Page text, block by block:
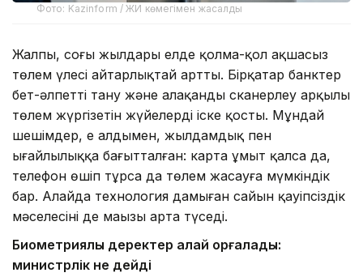
Фото: Kazinform / ЖИ көмегімен жасалды
Жалпы, соңғы жылдары елде қолма-қол ақшасыз
төлем үлесі айтарлықтай артты. Бірқатар банктер
бет-әлпетті тану және алақанды сканерлеу арқылы
төлем жүргізетін жүйелерді іске қосты. Мұндай
шешімдер, ең алдымен, жылдамдық пен
ыңғайлылыққа бағытталған: карта ұмыт қалса да,
телефон өшіп тұрса да төлем жасауға мүмкіндік
бар. Алайда технология дамыған сайын қауіпсіздік
мәселесінің де маңызы арта түседі.
Биометриялық деректер қалай қорғалады:
министрлік не дейді